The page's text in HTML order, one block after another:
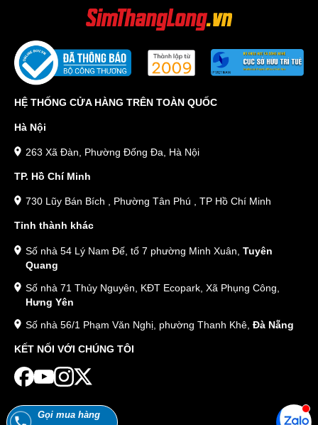
HỆ THỐNG CỬA HÀNG TRÊN TOÀN QUỐC
Hà Nội
263 Xã Đàn, Phường Đống Đa, Hà Nội
TP. Hồ Chí Minh
730 Lũy Bán Bích , Phường Tân Phú , TP Hồ Chí Minh
Tỉnh thành khác
Số nhà 54 Lý Nam Đế, tổ 7 phường Minh Xuân, Tuyên
Quang
Số nhà 71 Thủy Nguyên, KĐT Ecopark, Xã Phụng Công,
Hưng Yên
Số nhà 56/1 Phạm Văn Nghị, phường Thanh Khê, Đà Nẵng
KẾT NỐI VỚI CHÚNG TÔI
Gọi mua hàng